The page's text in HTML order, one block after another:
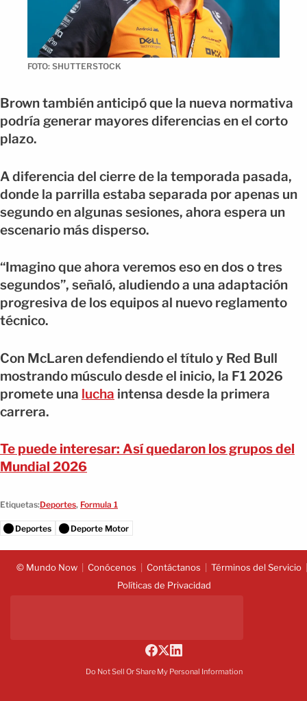
FOTO: SHUTTERSTOCK
Brown también anticipó que la nueva normativa
podría generar mayores diferencias en el corto
plazo.
A diferencia del cierre de la temporada pasada,
donde la parrilla estaba separada por apenas un
segundo en algunas sesiones, ahora espera un
escenario más disperso.
“Imagino que ahora veremos eso en dos o tres
segundos”, señaló, aludiendo a una adaptación
progresiva de los equipos al nuevo reglamento
técnico.
Con McLaren defendiendo el título y Red Bull
mostrando músculo desde el inicio, la F1 2026
promete una lucha intensa desde la primera
carrera.
Te puede interesar: Así quedaron los grupos del
Mundial 2026
Etiquetas:Deportes, Formula 1
Deportes Deporte Motor
© Mundo Now Conócenos Contáctanos
Términos del Servicio
Políticas de Privacidad
Do Not Sell Or Share My Personal Information